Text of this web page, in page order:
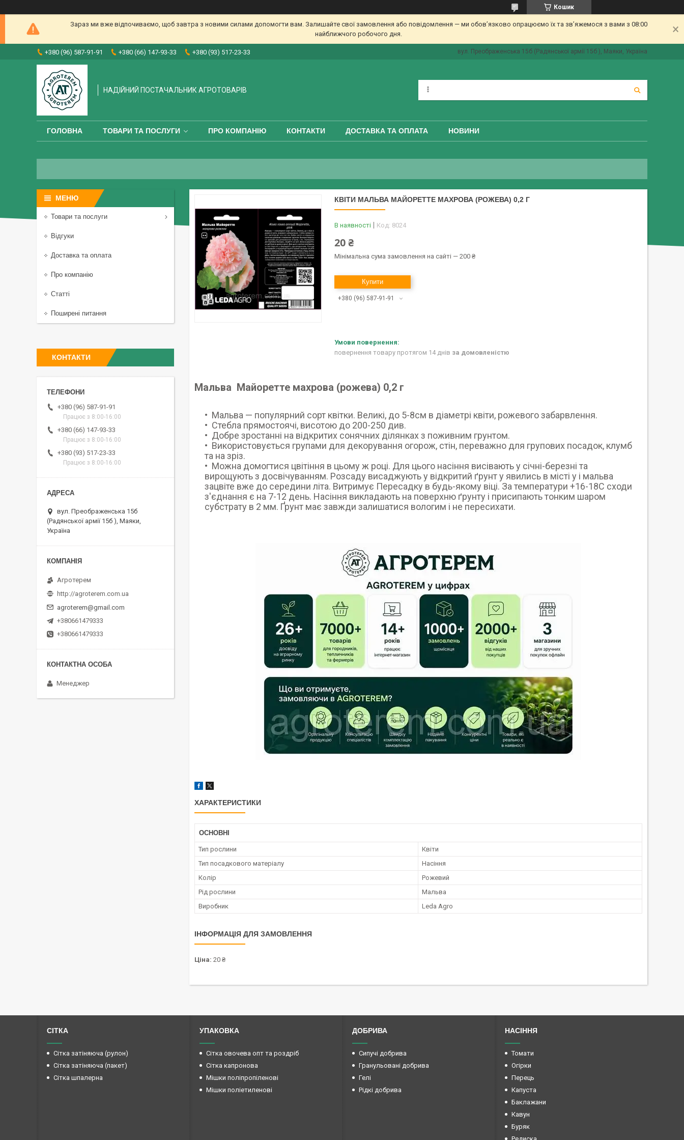
Кошик
Зараз ми вже відпочиваємо, щоб завтра з новими силами допомогти вам. Залишайте свої замовлення або повідомлення — ми обов’язково опрацюємо їх та зв’яжемося з вами з 08:00
найближчого робочого дня.
+380 (96) 587-91-91 +380 (66) 147-93-33 +380 (93) 517-23-33 вул. Преображенська 15б (Радянської армії 15б ), Маяки, Україна
НАДІЙНИЙ ПОСТАЧАЛЬНИК АГРОТОВАРІВ
ГОЛОВНА ТОВАРИ ТА ПОСЛУГИ ПРО КОМПАНІЮ КОНТАКТИ ДОСТАВКА ТА ОПЛАТА НОВИНИ
КВІТИ МАЛЬВА МАЙОРЕТТЕ МАХРОВА (РОЖЕВА) 0,2 Г
В наявності Код: 8024
20 ₴
Мінімальна сума замовлення на сайті — 200 ₴
Купити
+380 (96) 587-91-91
повернення товару протягом 14 днів за домовленістю
Мальва Майоретте махрова (рожева) 0,2 г
Мальва — популярний сорт квітки. Великі, до 5-8см в діаметрі квіти, рожевого забарвлення.
Стебла прямостоячі, висотою до 200-250 див.
Добре зростанні на відкритих сонячних ділянках з поживним грунтом.
Використовується групами для декорування огорож, стін, переважно для групових посадок, клумб
та на зріз.
Можна домогтися цвітіння в цьому ж році. Для цього насіння висівають у січні-березні та
вирощують з досвічуванням. Розсаду висаджують у відкритий ґрунт у явились в місті у і мальва
зацвіте вже до середини літа. Витримує Пересадку в будь-якому віці. За температури +16-18С сходи
з'єднання є на 7-12 день. Насіння викладають на поверхню ґрунту і присипають тонким шаром
субстрату в 2 мм. Ґрунт має завжди залишатися вологим і не пересихати.
ХАРАКТЕРИСТИКИ
ОСНОВНІ
Тип рослини
Квіти
Тип посадкового матеріалу
Насіння
Колір
Рожевий
Рід рослини
Мальва
Виробник
Leda Agro
ІНФОРМАЦІЯ ДЛЯ ЗАМОВЛЕННЯ
Ціна: 20 ₴
Товари та послуги
Відгуки
Доставка та оплата
Про компанію
Статті
Поширені питання
КОНТАКТИ
+380 (96) 587-91-91
Працює з 8:00-16:00
+380 (66) 147-93-33
Працює з 8:00-16:00
+380 (93) 517-23-33
Працює з 8:00-16:00
вул. Преображенська 15б
(Радянської армії 15б ), Маяки,
Україна
Агротерем
http://agroterem.com.ua
agroterem@gmail.com
+380661479333
+380661479333
Менеджер
СІТКА
Сітка затіняюча (рулон)
Сітка затіняюча (пакет)
Сітка шпалерна
УПАКОВКА
Сітка овочева опт та роздріб
Сітка капронова
Мішки поліпропіленові
Мішки поліетиленові
ДОБРИВА
Сипучі добрива
Гранульовані добрива
Гелі
Рідкі добрива
НАСІННЯ
Томати
Огірки
Перець
Капуста
Баклажани
Кавун
Буряк